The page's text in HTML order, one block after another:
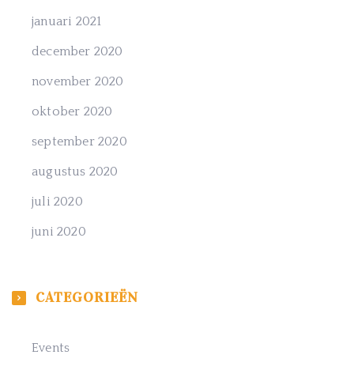
januari 2021
december 2020
november 2020
oktober 2020
september 2020
augustus 2020
juli 2020
juni 2020
CATEGORIEËN
Events